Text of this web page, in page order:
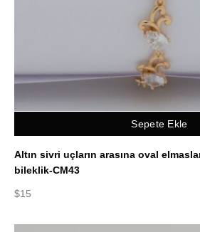
Sepete Ekle
Altın sivri uçların arasına oval
bileklik-CM43
$15